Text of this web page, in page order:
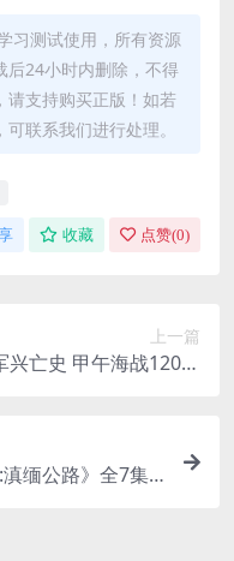
习测试使用，所有资源
后24小时内删除，不得
请支持购买正版！如若
联系我们进行处理。
收藏 点赞(0)
上一篇
亡史 甲午海战120年
缅公路》全7集